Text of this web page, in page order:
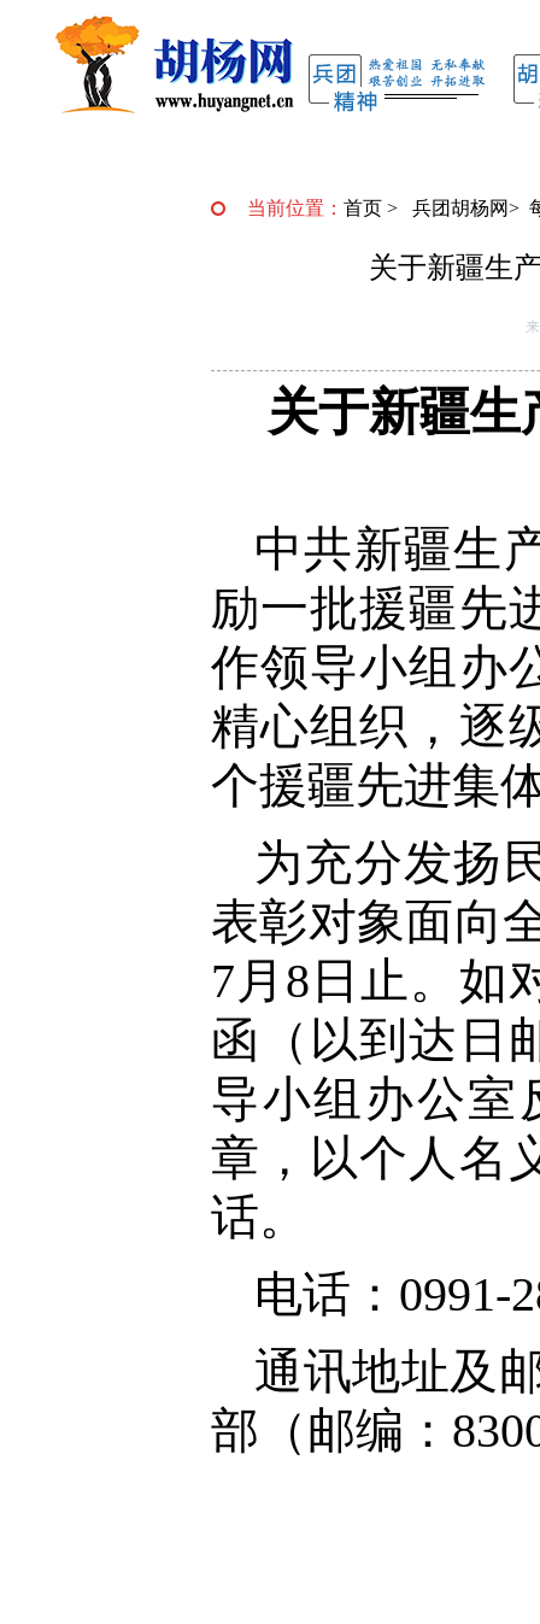
当前位置： 首页 > 兵团胡杨网>
关于新疆生
关于新疆生
中共新疆生
励一批援疆先
作领导小组办
精心组织，逐
个援疆先进集
为充分发扬
表彰对象面向
7月8日止。如
函（以到达日
导小组办公室
章，以个人名
话。
电话：0991-
通讯地址及
部（邮编：